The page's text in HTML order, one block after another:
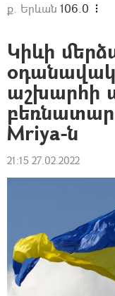
ք. Երևան 106.0
Կիևի
աշխարհի
բեռնատար
Mriya-ն
21:15 27.02.2022